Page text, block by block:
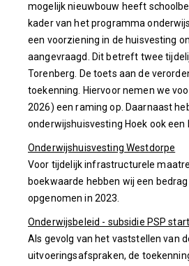
mogelijk nieuwbouw heeft
kader van het programma
een voorziening in de huisvesting
aangevraagd. Dit betreft twee
Torenberg. De toets aan de
toekenning. Hiervoor nemen we
2026) een raming op. Daarnaast
onderwijshuisvesting Hoek ook een
Onderwijshuisvesting Westdorpe
Voor tijdelijk infrastructurele
boekwaarde hebben wij een
opgenomen in 2023.
Onderwijsbeleid - subsidie PSP
Als gevolg van het vaststellen van
uitvoeringsafspraken, de